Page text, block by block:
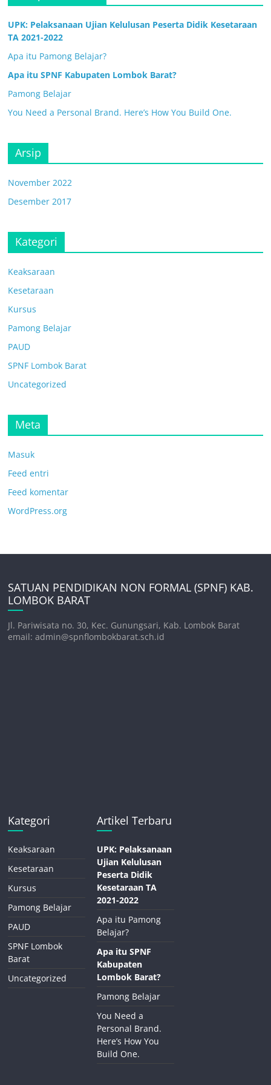
UPK: Pelaksanaan Ujian Kelulusan Peserta Didik Kesetaraan
TA 2021-2022
Apa itu Pamong Belajar?
Apa itu SPNF Kabupaten Lombok Barat?
Pamong Belajar
You Need a Personal Brand. Here’s How You Build One.
Arsip
November 2022
Desember 2017
Kategori
Keaksaraan
Kesetaraan
Kursus
Pamong Belajar
PAUD
SPNF Lombok Barat
Uncategorized
Meta
Masuk
Feed entri
Feed komentar
WordPress.org
SATUAN PENDIDIKAN NON FORMAL (SPNF) KAB.
LOMBOK BARAT
Jl. Pariwisata no. 30, Kec. Gunungsari, Kab. Lombok Barat
email: admin@spnflombokbarat.sch.id
Kategori
Keaksaraan
Kesetaraan
Kursus
Pamong Belajar
PAUD
SPNF Lombok
Barat
Uncategorized
Artikel Terbaru
UPK: Pelaksanaan
Ujian Kelulusan
Peserta Didik
Kesetaraan TA
2021-2022
Apa itu Pamong
Belajar?
Apa itu SPNF
Kabupaten
Lombok Barat?
Pamong Belajar
You Need a
Personal Brand.
Here’s How You
Build One.